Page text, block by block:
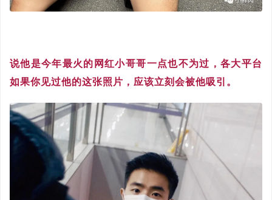
说他是今年最火的网红小哥哥一点也不为过，各大平台
如果你见过他的这张照片，应该立刻会被他吸引。